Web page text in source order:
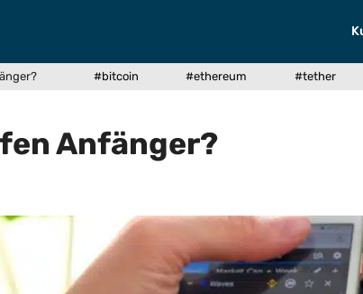
#bitcoin #ethereum #tether
Anfänger?